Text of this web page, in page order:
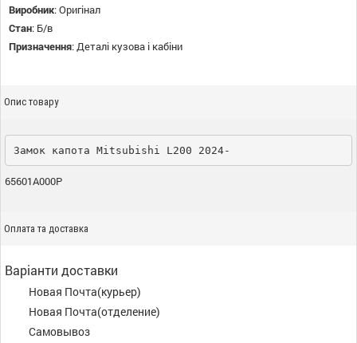
Виробник:Оригінал
Стан: Б/в
Призначення:Деталі кузова і кабіни
Опис товару
Замок капота Mitsubishi L200 2024-
65601A000P
Оплата та доставка
Варіанти доставки
Новая Почта(курьер)
Новая Почта(отделение)
Самовывоз